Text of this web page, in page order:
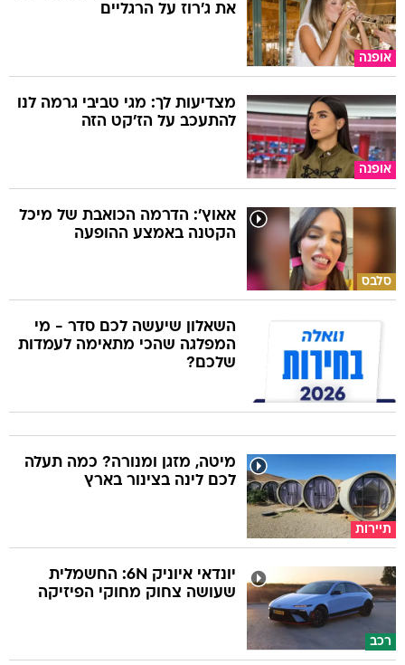
אופנה
את ג'רוז על הרגליים
אופנה
מצדיעות לך: מגי טביבי גרמה לנו
להתעכב על הז'קט הזה
סלבס
אאוץ': הדרמה הכואבת של מיכל
הקטנה באמצע ההופעה
השאלון שיעשה לכם סדר - מי
המפלגה שהכי מתאימה לעמדות
שלכם?
תיירות
מיטה, מזגן ומנורה? כמה תעלה
לכם לינה בצינור בארץ
רכב
יונדאי איוניק 6N: החשמלית
שעושה צחוק מחוקי הפיזיקה